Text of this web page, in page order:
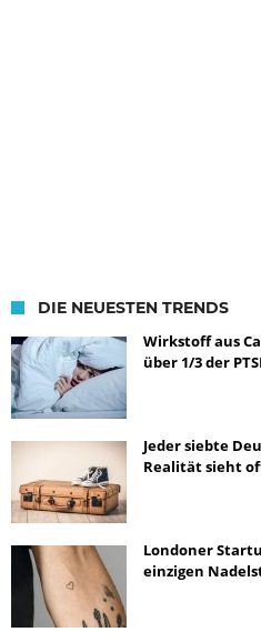
DIE NEUESTEN TRENDS
Wirkstoff aus
über 1/3 der
Jeder siebte
Realität sieht
Londoner
einzigen